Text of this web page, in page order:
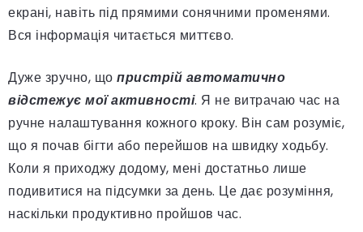
екрані, навіть під прямими сонячними променями.
Вся інформація читається миттєво.
Дуже зручно, що пристрій автоматично
відстежує мої активності. Я не витрачаю час на
ручне налаштування кожного кроку. Він сам розуміє,
що я почав бігти або перейшов на швидку ходьбу.
Коли я приходжу додому, мені достатньо лише
подивитися на підсумки за день. Це дає розуміння,
наскільки продуктивно пройшов час.